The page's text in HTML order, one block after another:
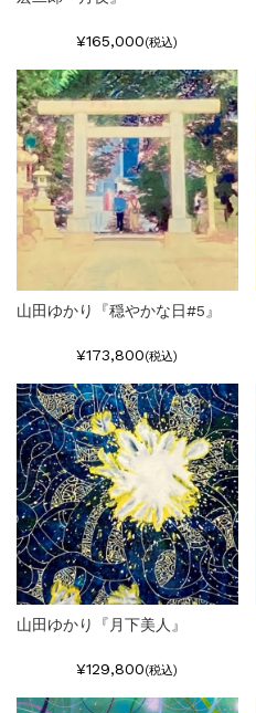
¥165,000(税込)
山田ゆかり『穏やかな日#5』
¥173,800(税込)
山田ゆかり『月下美人』
¥129,800(税込)